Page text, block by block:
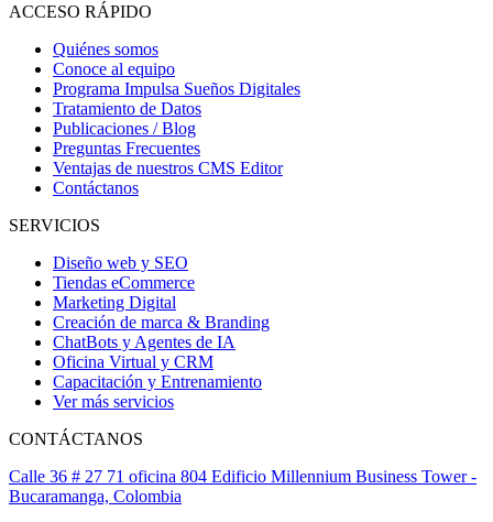
ACCESO RÁPIDO
Quiénes somos
Conoce al equipo
Programa Impulsa Sueños Digitales
Tratamiento de Datos
Publicaciones / Blog
Preguntas Frecuentes
Ventajas de nuestros CMS Editor
Contáctanos
SERVICIOS
Diseño web y SEO
Tiendas eCommerce
Marketing Digital
Creación de marca & Branding
ChatBots y Agentes de IA
Oficina Virtual y CRM
Capacitación y Entrenamiento
Ver más servicios
CONTÁCTANOS
Calle 36 # 27 71 oficina 804 Edificio Millennium Business Tower -
Bucaramanga, Colombia